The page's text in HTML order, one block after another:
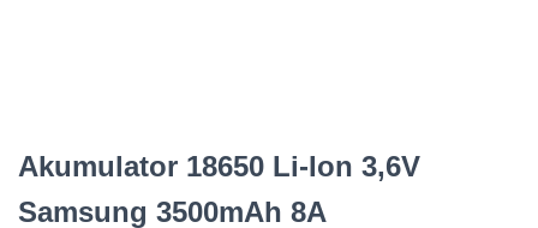
Akumulator 18650 Li-Ion 3,6V
Samsung 3500mAh 8A